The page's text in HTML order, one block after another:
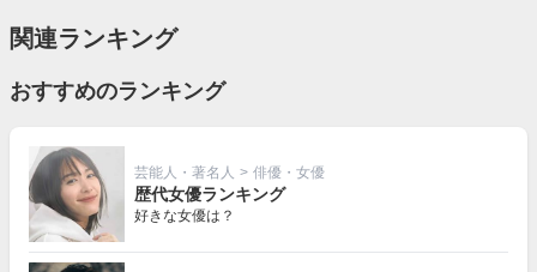
関連ランキング
おすすめのランキング
芸能人・著名人 > 俳優・女優
歴代女優ランキング
好きな女優は？